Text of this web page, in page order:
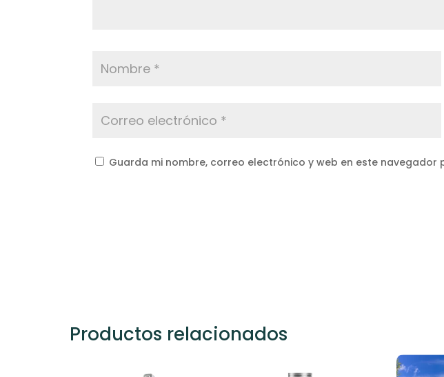
Guarda mi nombre, correo electrónico y web en este navegador
Productos relacionados